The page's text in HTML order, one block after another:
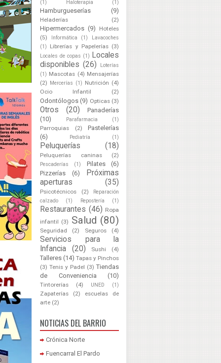
(1)
Haloterapia (1)
Hamburgueserías (9)
Heladerías (2)
Hipermercados (9)
Hoteles
(5)
Informática (1)
Lavacoches
(1)
Librerías y Papelerías (3)
Locales de copas (1)
Locales
disponibles (26)
Loterías
(1) Mascotas (4) Mensajerías
(2) Mercerías (1) Nutrición (4)
Ocio Infantil
(2)
Odontólogos (9) Opticas (3)
Otros (20)
Panaderías
(10)
Parafarmacia (1)
Parroquias (2)
Pastelerías
(6)
Pediatría (1)
Peluquerías (18)
Peluquerías caninas (2)
Pescaderías (1) Pilates
(6)
Pizzerías
(6)
Próximas
aperturas
(35)
Psicotécnicos (2)
Reparación
calzado
(1) Repostería (1)
Restaurantes (46) Ropa
infantil (3) Salud (80)
Seguridad (2) Seguros (4)
Servicios para la
Infancia
(20) Sushi (4)
Talleres (14) Tapas y Pinchos
(3) Tenis y Padel (3) Tiendas
de Conveniencia
(10)
Tintorerías (4) UNED (1)
Zapaterías (2)
escuelas de
arte (2)
NOTICIAS DEL BARRIO
Crónica Norte
Fuencarral El Pardo